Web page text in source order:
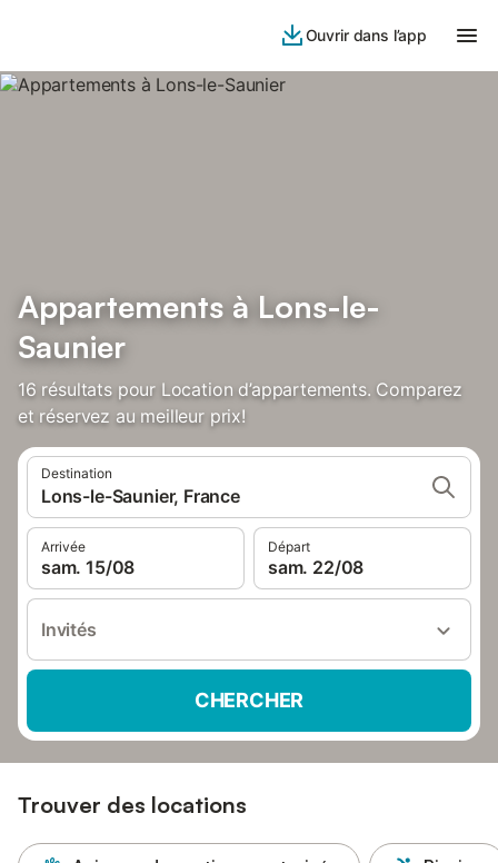
Ouvrir dans l’app
Appartements à Lons-le-
Saunier
16 résultats pour Location d’appartements. Comparez
et réservez au meilleur prix!
Destination
Lons-le-Saunier, France
Arrivée
sam. 15/08
Départ
sam. 22/08
Invités
CHERCHER
Trouver des locations